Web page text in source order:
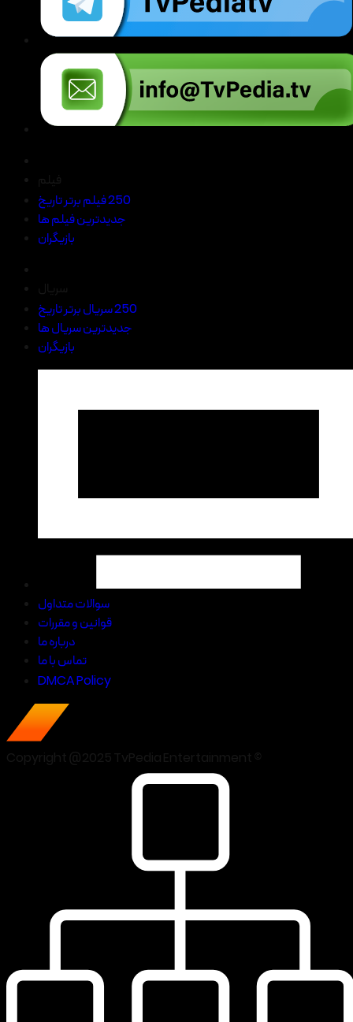
250 فیلم برتر تاریخ
جدیدترین فیلم ها
بازیگران
250 سریال برتر تاریخ
جدیدترین سریال ها
بازیگران
سوالات متداول
قوانین و مقررات
درباره ما
تماس با ما
DMCA Policy